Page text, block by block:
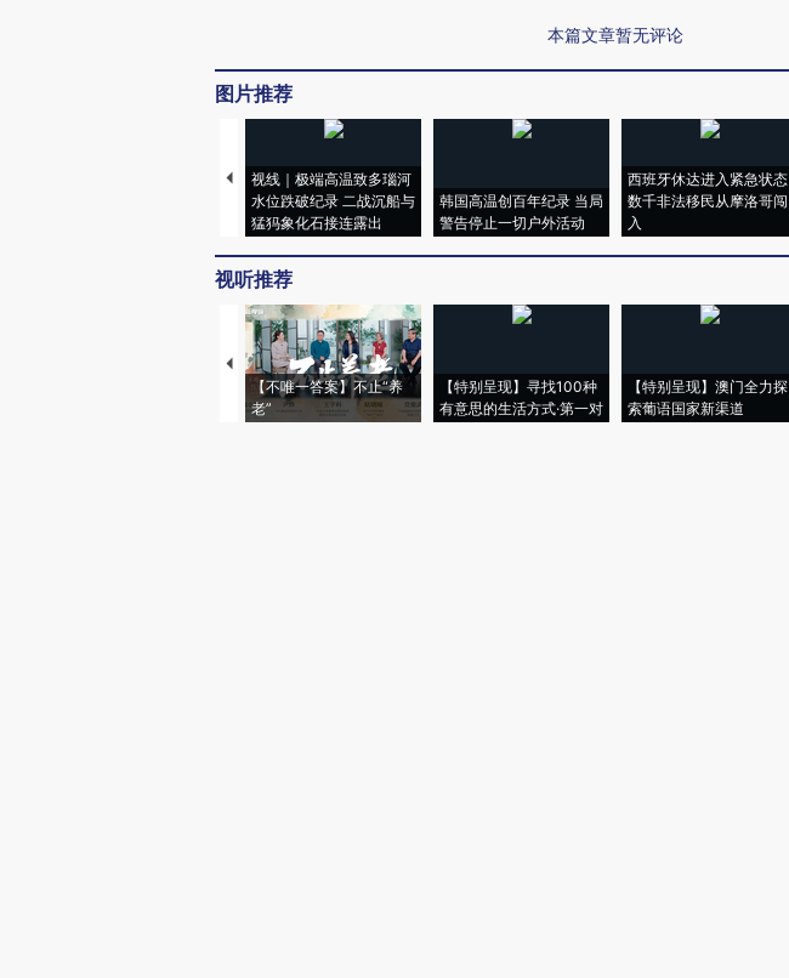
本篇文章暂无评论
图片推荐
视线｜极端高温致多瑙河
水位跌破纪录 二战沉船与
猛犸象化石接连露出
韩国高温创百年纪录 当局
警告停止一切户外活动
西班牙休达进入紧急状态
数千非法移民从摩洛哥闯
入
视听推荐
【不唯一答案】不止“养
老”
【特别呈现】寻找100种
有意思的生活方式·第一对
【特别呈现】澳门全力探
索葡语国家新渠道